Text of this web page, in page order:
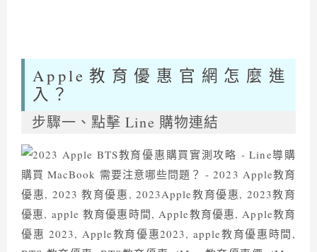
Apple 教育優惠官網怎麼進
入？
步驟一、點擊 Line 購物連結